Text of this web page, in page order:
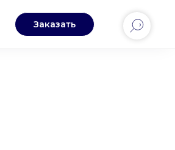
Заказать